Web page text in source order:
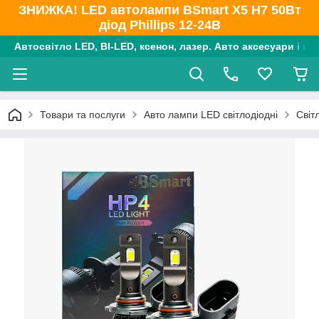
ЗНИЖКА! LED автолампи BSmart X5 H7 50Вт
діод Phillips 12-24В
Автосвітло LED, BI-LED, ксенон, лазер. Авто аксесуари і
Товари та послуги Авто лампи LED світлодіодні